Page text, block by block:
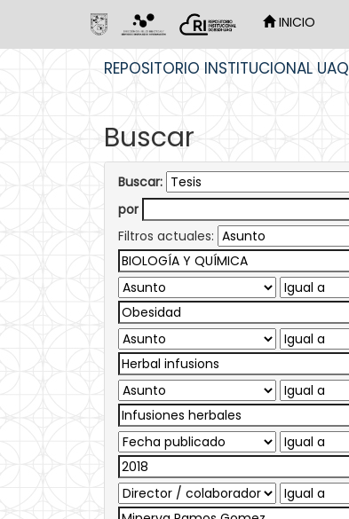
INICIO
REPOSITORIO INSTITUCIONAL UAQ
Buscar
Buscar:
por
Filtros actuales: